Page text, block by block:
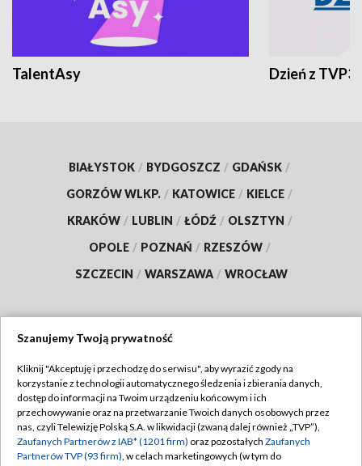
TalentAsy Dzień z TVP3
BIAŁYSTOK / BYDGOSZCZ / GDAŃSK /
GORZÓW WLKP. / KATOWICE / KIELCE /
KRAKÓW / LUBLIN / ŁÓDŹ / OLSZTYN /
OPOLE / POZNAŃ / RZESZÓW /
SZCZECIN / WARSZAWA / WROCŁAW
TVP
Abonament TVP
Emisja w TVP
Regulamin TVP
Polityka prywatności
Szanujemy Twoją prywatność
Kliknij "Akceptuję i przechodzę do serwisu", aby wyrazić zgody na
korzystanie z technologii automatycznego śledzenia i zbierania danych,
dostęp do informacji na Twoim urządzeniu końcowym i ich
przechowywanie oraz na przetwarzanie Twoich danych osobowych przez
nas, czyli Telewizję Polską S.A. w likwidacji (zwaną dalej również „TVP”),
Zaufanych Partnerów z IAB* (1201 firm) oraz pozostałych Zaufanych
Partnerów TVP (93 firm), w celach marketingowych (w tym do